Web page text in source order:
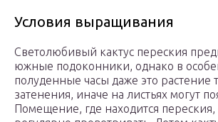
Условия выращивания
Светолюбивый кактус переския
южные подоконники, однако в
полуденные часы даже это растение
затенения, иначе на листьях могут
Помещение, где находится переския,